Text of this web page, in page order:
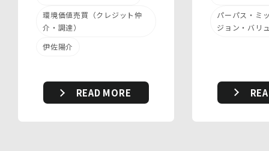
定義された「個人データ」をいい、以下同様とします。）
を適切に取り扱い、正確かつ最新のものとするよう適切な
また、個人データの漏えい、滅失又は毀損の防止その他の
当社は、個人情報を適切に取り扱うため、以下の安全管理
環境価値売買（クレジット仲
介・調達）
伊佐陽介
READ MORE
パーパス・ミ
ジョン・バリ